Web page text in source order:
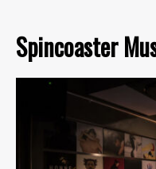
Spincoaster